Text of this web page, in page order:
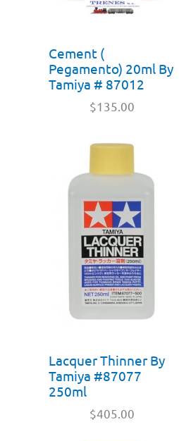
Cement (
Pegamento) 20ml By
Tamiya # 87012
$135.00
Lacquer Thinner By
Tamiya #87077
250ml
$405.00